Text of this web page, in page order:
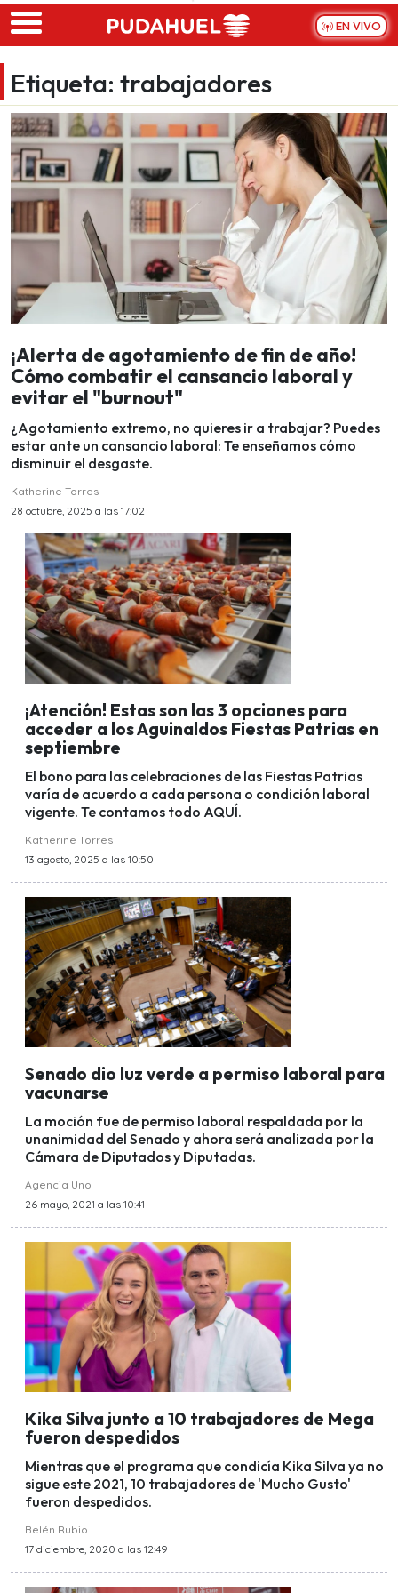
Skip to main content
EN VIVO
Etiqueta: trabajadores
¡Alerta de agotamiento de fin de año!
Cómo combatir el cansancio laboral y
evitar el "burnout"
¿Agotamiento extremo, no quieres ir a trabajar? Puedes
estar ante un cansancio laboral: Te enseñamos cómo
disminuir el desgaste.
Katherine Torres
28 octubre, 2025 a las 17:02
¡Atención! Estas son las 3 opciones para
acceder a los Aguinaldos Fiestas Patrias en
septiembre
El bono para las celebraciones de las Fiestas Patrias
varía de acuerdo a cada persona o condición laboral
vigente. Te contamos todo AQUÍ.
Katherine Torres
13 agosto, 2025 a las 10:50
Senado dio luz verde a permiso laboral para
vacunarse
La moción fue de permiso laboral respaldada por la
unanimidad del Senado y ahora será analizada por la
Cámara de Diputados y Diputadas.
Agencia Uno
26 mayo, 2021 a las 10:41
Kika Silva junto a 10 trabajadores de Mega
fueron despedidos
Mientras que el programa que condicía Kika Silva ya no
sigue este 2021, 10 trabajadores de 'Mucho Gusto'
fueron despedidos.
Belén Rubio
17 diciembre, 2020 a las 12:49